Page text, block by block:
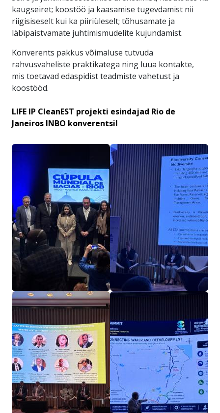
kaugseiret; koostöö ja kaasamise tugevdamist nii
riigisiseselt kui ka piiriüleselt; tõhusamate ja
läbipaistvamate juhtimismudelite kujundamist.
Konverents pakkus võimaluse tutvuda
rahvusvaheliste praktikatega ning luua kontakte,
mis toetavad edaspidist teadmiste vahetust ja
koostööd.
LIFE IP CleanEST projekti esindajad Rio de
Janeiros INBO konverentsil